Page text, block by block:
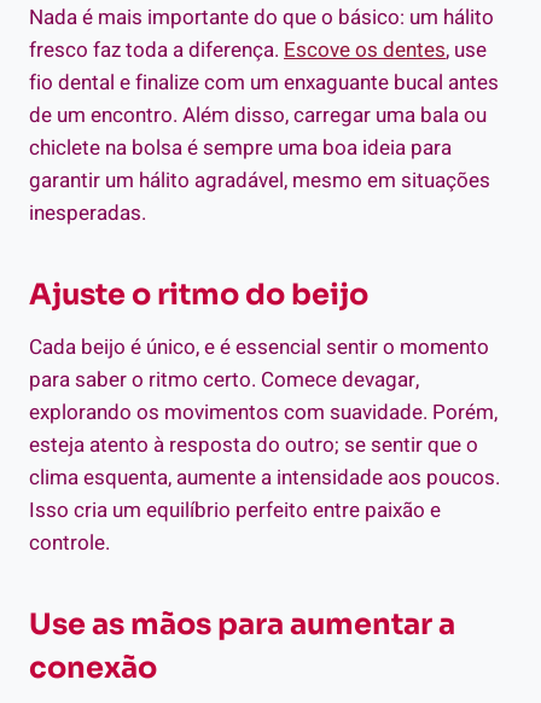
Nada é mais importante do que o básico: um hálito
fresco faz toda a diferença. Escove os dentes, use
fio dental e finalize com um enxaguante bucal antes
de um encontro. Além disso, carregar uma bala ou
chiclete na bolsa é sempre uma boa ideia para
garantir um hálito agradável, mesmo em situações
inesperadas.
Ajuste o ritmo do beijo
Cada beijo é único, e é essencial sentir o momento
para saber o ritmo certo. Comece devagar,
explorando os movimentos com suavidade. Porém,
esteja atento à resposta do outro; se sentir que o
clima esquenta, aumente a intensidade aos poucos.
Isso cria um equilíbrio perfeito entre paixão e
controle.
Use as mãos para aumentar a
conexão